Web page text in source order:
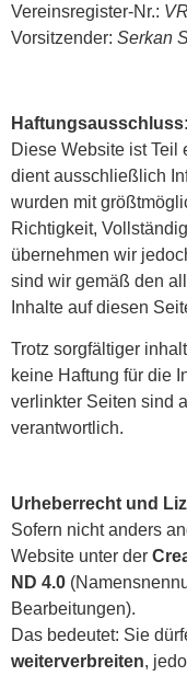
Vereinsregister-Nr.:
Vorsitzender: Serkan
Haftungsausschluss:
Diese Website ist Teil
dient ausschließlich
wurden mit
Richtigkeit,
übernehmen wir
sind wir gemäß den
Inhalte auf diesen
Trotz sorgfältiger
keine Haftung für die
verlinkter Seiten sind
verantwortlich.
Urheberrecht und
Sofern nicht anders
Website unter der
ND 4.0
Bearbeitungen).
Das bedeutet: Sie
weiterverbreiten,